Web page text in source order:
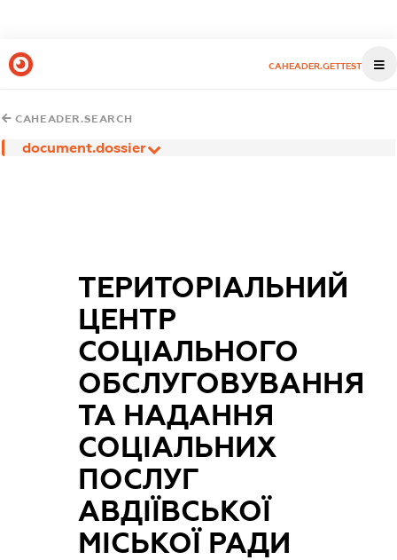
CAHEADER.GETTEST
CAHEADER.SEARCH
document.dossier
ТЕРИТОРІАЛЬНИЙ
ЦЕНТР
СОЦІАЛЬНОГО
ОБСЛУГОВУВАННЯ
ТА НАДАННЯ
СОЦІАЛЬНИХ
ПОСЛУГ
АВДІЇВСЬКОЇ
МІСЬКОЇ РАДИ